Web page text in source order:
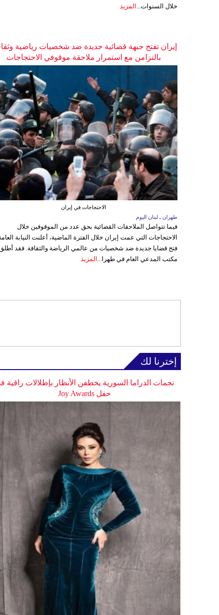
خلال السنوات... المزيد
إيران تفتح جبهة قضائية جديدة ضد شخصيات رياضية
بالتزامن مع استمرار ملاحقة موقوفي الاحتجاجات
الاحتجاجات في إيران
طهران ـ لبنان اليوم
فيما تتواصل الملاحقات القضائية بحق عدد من الموقوفين خلال
الاحتجاجات التي عمت إيران خلال الفترة الماضية، أعلنت النيابة
فتح قضايا جديدة ضد شخصيات من عالمي الرياضة والثقافة. فقد
مكتب المدعي العام في طهرا... المزيد
إخترنا لك
نجمات الدراما السورية يخطفن الأنظار بإطلالات راقية
حفل Joy Awards